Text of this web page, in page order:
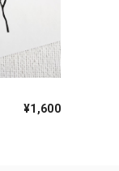
¥1,600